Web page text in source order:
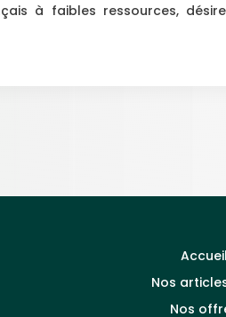
à faibles ressources,
Accueil
Nos
Nos